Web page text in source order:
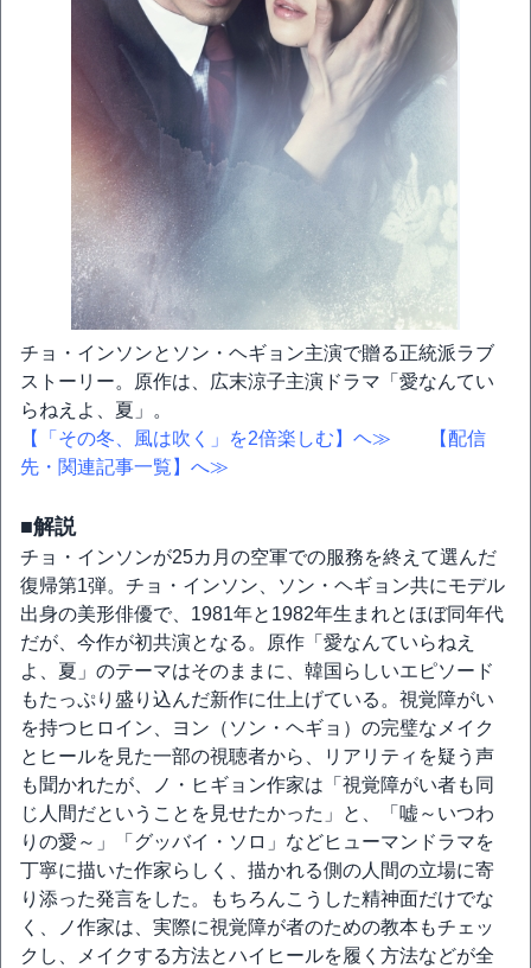
チョ・インソンとソン・ヘギョン主演で贈る正統派ラブ
ストーリー。原作は、広末涼子主演ドラマ「愛なんてい
らねえよ、夏」。
【「その冬、風は吹く」を2倍楽しむ】ヘ≫
【配信
先・関連記事一覧】へ≫
■解説
チョ・インソンが25カ月の空軍での服務を終えて選んだ
復帰第1弾。チョ・インソン、ソン・ヘギョン共にモデル
出身の美形俳優で、1981年と1982年生まれとほぼ同年代
だが、今作が初共演となる。原作「愛なんていらねえ
よ、夏」のテーマはそのままに、韓国らしいエピソード
もたっぷり盛り込んだ新作に仕上げている。視覚障がい
を持つヒロイン、ヨン（ソン・ヘギョ）の完璧なメイク
とヒールを見た一部の視聴者から、リアリティを疑う声
も聞かれたが、ノ・ヒギョン作家は「視覚障がい者も同
じ人間だということを見せたかった」と、「嘘～いつわ
りの愛～」「グッバイ・ソロ」などヒューマンドラマを
丁寧に描いた作家らしく、描かれる側の人間の立場に寄
り添った発言をした。もちろんこうした精神面だけでな
く、ノ作家は、実際に視覚障が者のための教本もチェッ
クし、メイクする方法とハイヒールを履く方法などが全